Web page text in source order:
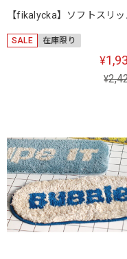
【fikalycka】ソフトスリ
SALE 在庫限り
¥
¥